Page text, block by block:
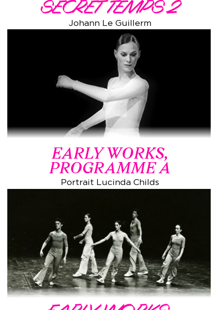
SECRET TEMPS 2
Johann Le Guillerm
EARLY WORKS,
PROGRAMME A
Portrait Lucinda Childs